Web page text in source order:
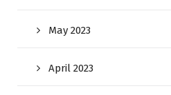
May 2023
April 2023